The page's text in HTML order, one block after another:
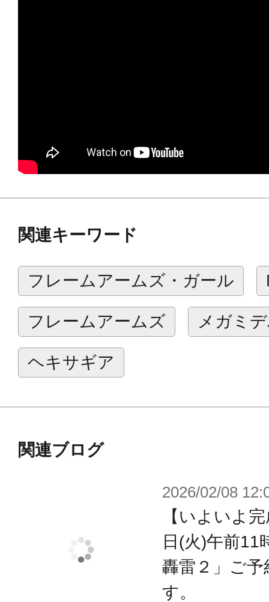
■マルチカラーキット仕様により組
れる仕上がりに。
■素体に「フレームアーキテクト リ
※本商品のフレームアーキテクトに
ん。 ※本商品に「JX-25T レイダオ
せん。
※画像は開発中のイメージです。実
※画像は撮影用に塗装してあります
※本製品はお客様ご自身で組み立て
関連キーワード
フレームアームズ・ガール
フレームアームズ メガミ
ヘキサギア
関連ブログ
2026/02/08
【いよいよ
日(火)午前11
轟雷２」ご
す。